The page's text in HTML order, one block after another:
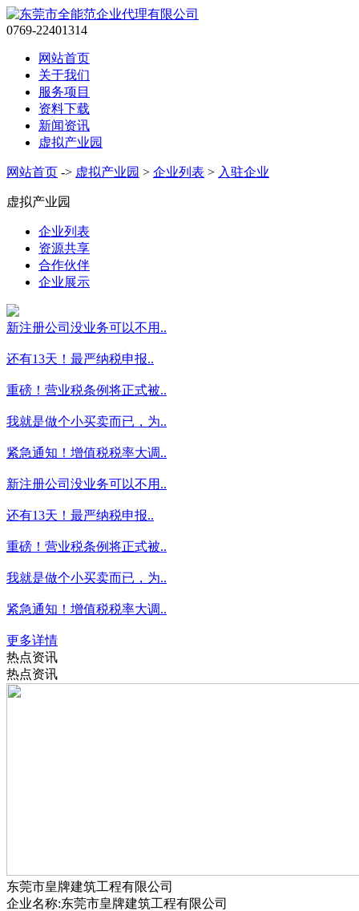
0769-22401314
网站首页
关于我们
服务项目
资料下载
新闻资讯
虚拟产业园
网站首页 -> 虚拟产业园 > 企业列表 > 入驻企业
虚拟产业园
企业列表
资源共享
合作伙伴
企业展示
新注册公司没业务可以不用..
还有13天！最严纳税申报..
重磅！营业税条例将正式被..
我就是做个小买卖而已，为..
紧急通知！增值税税率大调..
新注册公司没业务可以不用..
还有13天！最严纳税申报..
重磅！营业税条例将正式被..
我就是做个小买卖而已，为..
紧急通知！增值税税率大调..
更多详情
热点资讯
热点资讯
东莞市皇牌建筑工程有限公司
企业名称:东莞市皇牌建筑工程有限公司